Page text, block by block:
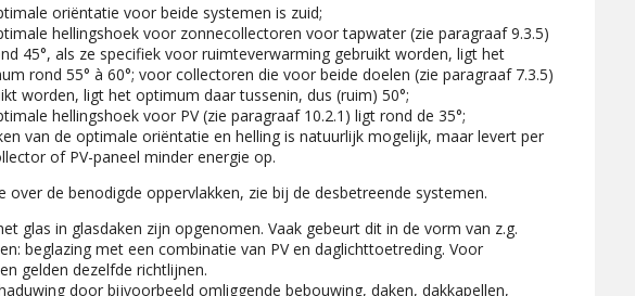
oriëntatie voor beide systemen is zuid;
hellingshoek voor zonnecollectoren voor tapwater (zie paragraaf 9.3.5)
45°, als ze specifiek voor ruimteverwarming gebruikt worden, ligt het
rond 55° à 60°; voor collectoren die voor beide doelen (zie paragraaf 7.3.5)
worden, ligt het optimum daar tussenin, dus (ruim) 50°;
hellingshoek voor PV (zie paragraaf 10.2.1) ligt rond de 35°;
van de optimale oriëntatie en helling is natuurlijk mogelijk, maar levert per
of PV-paneel minder energie op.
over de benodigde oppervlakken, zie bij de desbetreffende systemen.
glas in glasdaken zijn opgenomen. Vaak gebeurt dit in de vorm van z.g.
beglazing met een combinatie van PV en daglichttoetreding. Voor
gelden dezelfde richtlijnen.
door bijvoorbeeld omliggende bebouwing, daken, dakkapellen,